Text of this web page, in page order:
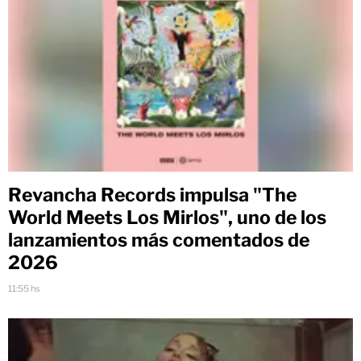
Revancha Records impulsa "The
World Meets Los Mirlos", uno de los
lanzamientos más comentados de
2026
11:55 hs